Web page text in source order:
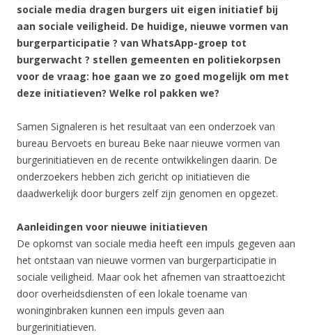
sociale media dragen burgers uit eigen initiatief bij
aan sociale veiligheid. De huidige, nieuwe vormen van
burgerparticipatie ? van WhatsApp-groep tot
burgerwacht ? stellen gemeenten en politiekorpsen
voor de vraag: hoe gaan we zo goed mogelijk om met
deze initiatieven? Welke rol pakken we?
Samen Signaleren is het resultaat van een onderzoek van
bureau Bervoets en bureau Beke naar nieuwe vormen van
burgerinitiatieven en de recente ontwikkelingen daarin. De
onderzoekers hebben zich gericht op initiatieven die
daadwerkelijk door burgers zelf zijn genomen en opgezet.
Aanleidingen voor nieuwe initiatieven
De opkomst van sociale media heeft een impuls gegeven aan
het ontstaan van nieuwe vormen van burgerparticipatie in
sociale veiligheid. Maar ook het afnemen van straattoezicht
door overheidsdiensten of een lokale toename van
woninginbraken kunnen een impuls geven aan
burgerinitiatieven.